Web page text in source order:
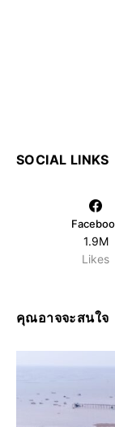
SOCIAL LINKS
1.9M
Likes
คุณอาจจะสนใจ